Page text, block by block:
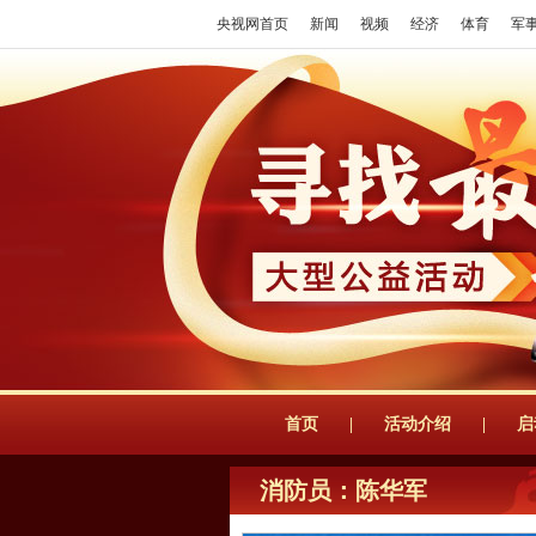
央视网首页 新闻 视频 经济 体育 军
首页 活动介绍 启
消防员：陈华军